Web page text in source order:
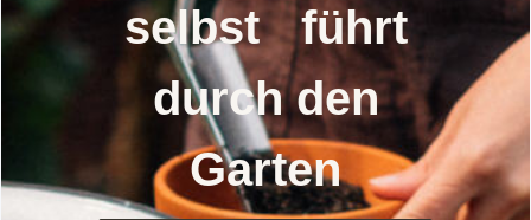
selbst führt
durch den
Garten